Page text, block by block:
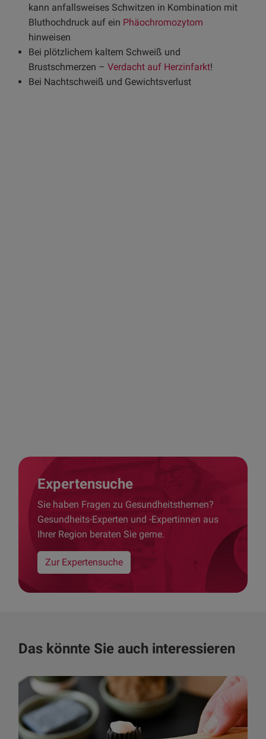
kann anfallsweises Schwitzen in Kombination mit
Bluthochdruck auf ein Phäochromozytom
hinweisen
Bei plötzlichem kaltem Schweiß und
Brustschmerzen – Verdacht auf Herzinfarkt!
Bei Nachtschweiß und Gewichtsverlust
Expertensuche
Sie haben Fragen zu Gesundheitsthemen?
Gesundheits-Experten und -Expertinnen aus
Ihrer Region beraten Sie gerne.
Zur Expertensuche
Das könnte Sie auch interessieren